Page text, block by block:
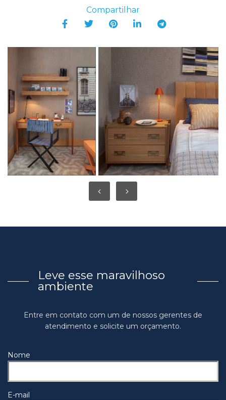
Leve esse maravilhoso
ambiente
Entre em contato com um de nossos gerentes de
atendimento e solicite um orçamento.
Nome
E-mail